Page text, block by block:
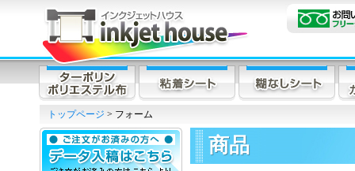
トップページ > フォーム
商品